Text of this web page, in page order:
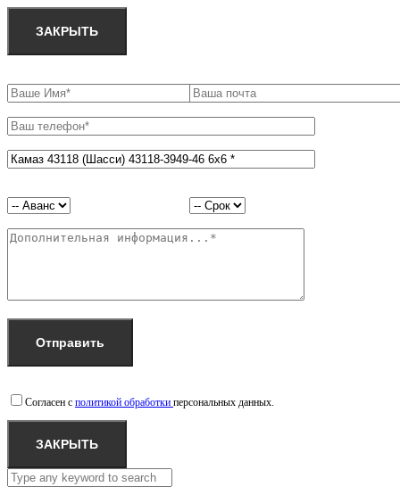
ЗАКРЫТЬ
Согласен с политикой обработки персональных данных.
ЗАКРЫТЬ